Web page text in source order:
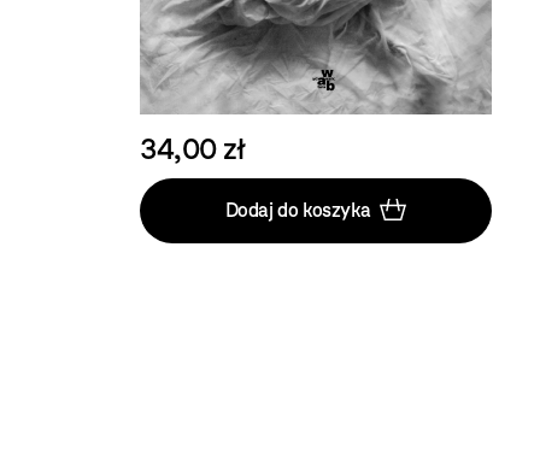
34,00 zł
Dodaj do koszyka